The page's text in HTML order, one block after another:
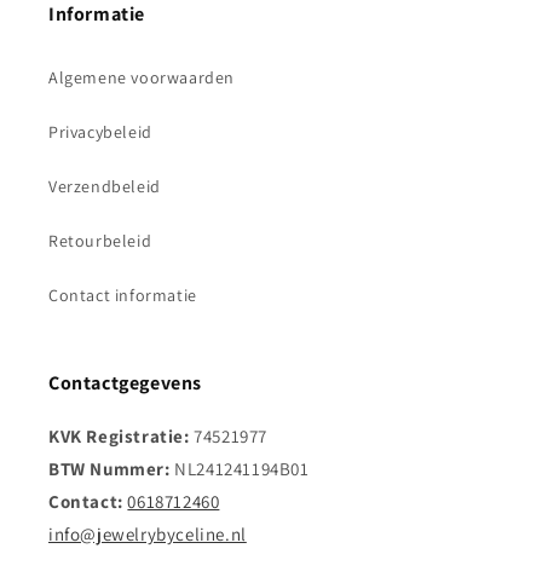
Informatie
Algemene voorwaarden
Privacybeleid
Verzendbeleid
Retourbeleid
Contact informatie
Contactgegevens
KVK Registratie:74521977
BTW Nummer: NL241241194B01
Contact:0618712460
info@jewelrybyceline.nl